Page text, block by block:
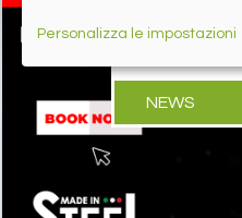
NEWS
Personalizza le impostazioni